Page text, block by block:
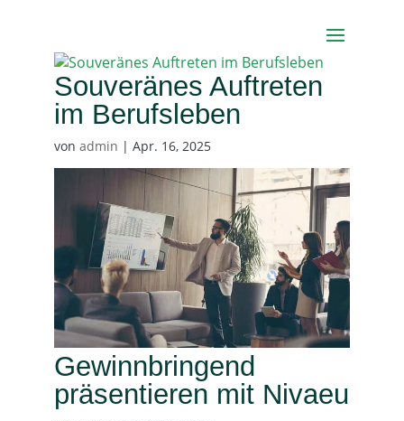
Souveränes Auftreten
im Berufsleben
von admin | Apr. 16, 2025
Gewinnbringend
präsentieren mit Nivaeu